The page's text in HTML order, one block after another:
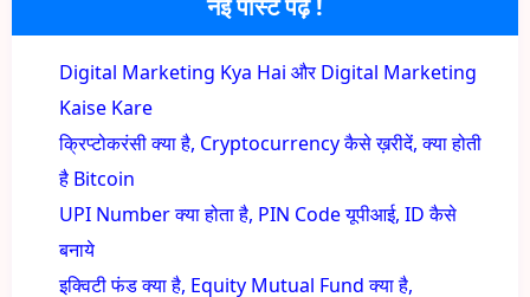
Digital Marketing Kya Hai और Digital Marketing
Kaise Kare
क्रिप्टोकरंसी क्या है, Cryptocurrency कैसे ख़रीदें, क्या होती
है Bitcoin
UPI Number क्या होता है, PIN Code यूपीआई, ID कैसे
बनाये
इक्विटी फंड क्या है, Equity Mutual Fund क्या है,